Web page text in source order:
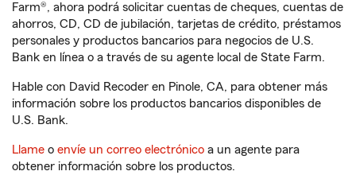
Farm®, ahora podrá solicitar cuentas de cheques, cuentas de
ahorros, CD, CD de jubilación, tarjetas de crédito, préstamos
personales y productos bancarios para negocios de U.S.
Bank en línea o a través de su agente local de State Farm.
Hable con David Recoder en Pinole, CA, para obtener más
información sobre los productos bancarios disponibles de
U.S. Bank.
Llame o envíe un correo electrónico a un agente para
obtener información sobre los productos.